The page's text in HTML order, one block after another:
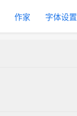
作家 字体设置